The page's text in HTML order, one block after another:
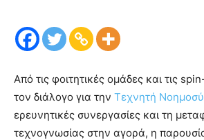
Από τις φοιτητικές ομάδες και τις
τον διάλογο για την Τεχνητή
ερευνητικές συνεργασίες και τη
τεχνογνωσίας στην αγορά, η